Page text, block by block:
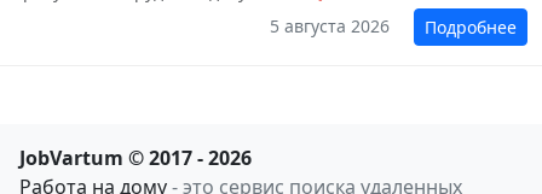
5 августа 2026
Подробнее
JobVartum © 2017 - 2026
Работа на дому- это сервис поиска удаленных